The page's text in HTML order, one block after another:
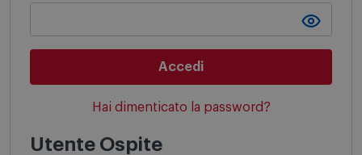
Hai dimenticato la password?
Utente Ospite